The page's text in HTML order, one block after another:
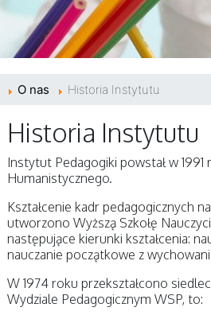
O nas Historia Instytutu
Historia Instytutu
Instytut Pedagogiki powstał w
Humanistycznego.
Kształcenie kadr pedagogicznych
utworzono Wyższą Szkołę
następujące kierunki kształcenia:
nauczanie początkowe z
W 1974 roku przekształcono
Wydziale Pedagogicznym WSP, to: